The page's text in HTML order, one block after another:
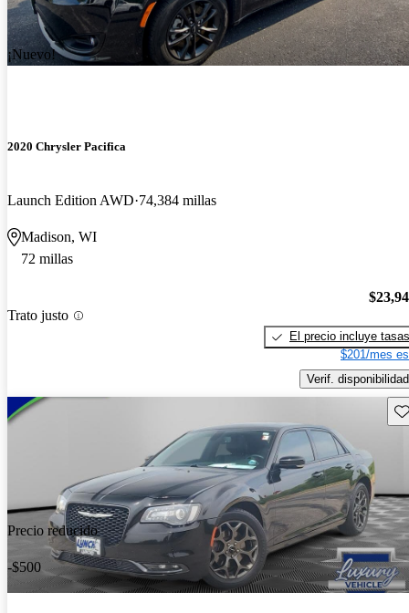
¡Nuevo!
2020 Chrysler Pacifica
Launch Edition AWD 74,384 millas
Madison, WI
72 millas
Trato justo
El precio incluye tasas
$201/mes
Verif. disponibilidad
Precio reducido
-$500